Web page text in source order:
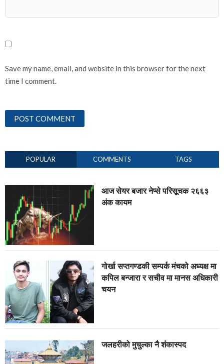
Save my name, email, and website in this browser for the next
time I comment.
POPULAR COMMENTS TAGS
आज सेयर बजार नेप्से परिसूचक २६६३
अंक कायम
गोर्खा सप्तगण्डकी सम्पर्क मंचको अध्यक्ष मा
कपिल बन्जारा र सचीव मा मानस अधिकारी
चयन
जलहरीको मुचुल्का नै शंंकास्पद